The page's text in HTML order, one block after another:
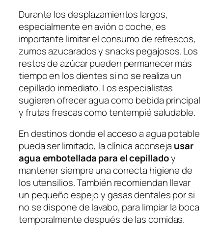
Durante los desplazamientos largos,
especialmente en avión o coche, es
importante limitar el consumo de refrescos,
zumos azucarados y snacks pegajosos. Los
restos de azúcar pueden permanecer más
tiempo en los dientes si no se realiza un
cepillado inmediato. Los especialistas
sugieren ofrecer agua como bebida principal
y frutas frescas como tentempié saludable.
En destinos donde el acceso a agua potable
pueda ser limitado, la clínica aconseja usar
agua embotellada para el cepilladoy
mantener siempre una correcta higiene de
los utensilios. También recomiendan llevar
un pequeño espejo y gasas dentales por si
no se dispone de lavabo, para limpiar la boca
temporalmente después de las comidas.